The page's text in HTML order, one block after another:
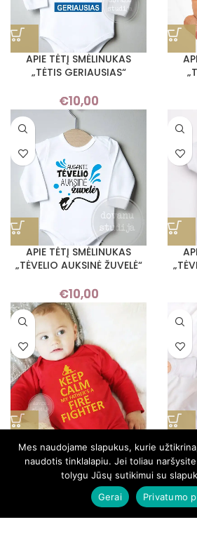
APIE TĖTĮ SMĖLINUKAS
„TĖTIS GERIAUSIAS“
€10,00
APIE TĖTĮ SMĖLINUKAS
„TĖVELIO AUKSINĖ ŽUVELĖ“
€10,00
APIE TĖTĮ SMĖLINUKAS
„UGNIAGESYS“
10,00
Mes naudojame slapukus, kurie
naudotis tinklalapiu. Jei toliau
tolygu Jūsų sutikimui su
Gerai
Privatumo